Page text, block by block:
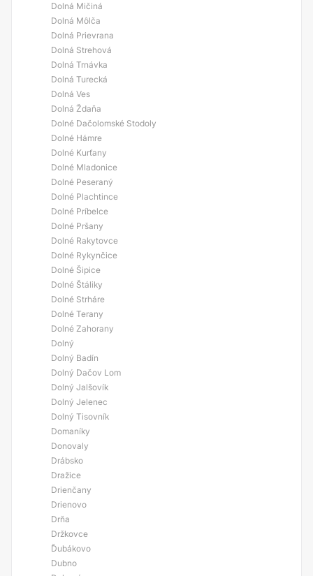
Dolná Mičiná
Dolná Môlča
Dolná Prievrana
Dolná Strehová
Dolná Trnávka
Dolná Turecká
Dolná Ves
Dolná Ždaňa
Dolné Dačolomské Stodoly
Dolné Hámre
Dolné Kurťany
Dolné Mladonice
Dolné Peseraný
Dolné Plachtince
Dolné Príbelce
Dolné Pršany
Dolné Rakytovce
Dolné Rykynčice
Dolné Šipice
Dolné Štáliky
Dolné Strháre
Dolné Terany
Dolné Zahorany
Dolný
Dolný Badín
Dolný Dačov Lom
Dolný Jalšovík
Dolný Jelenec
Dolný Tisovník
Domaníky
Donovaly
Drábsko
Dražice
Drienčany
Drienovo
Drňa
Držkovce
Ďubákovo
Dubno